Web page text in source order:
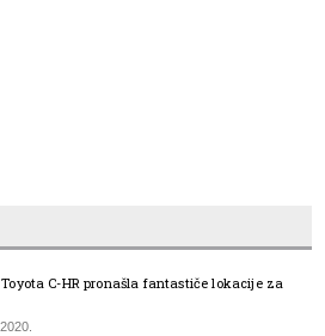
Toyota C-HR pronašla fantastiče lokacije za